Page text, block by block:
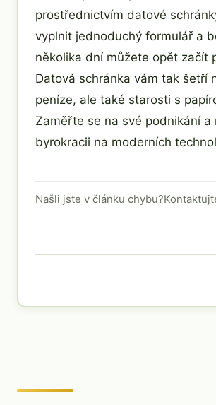
prostřednictvím datové
vyplnit jednoduchý formulář a
několika dní můžete opět začít
Datová schránka vám tak šetří
peníze, ale také starosti s
Zaměřte se na své podnikání a
byrokracii na moderních
Našli jste v článku chybu?